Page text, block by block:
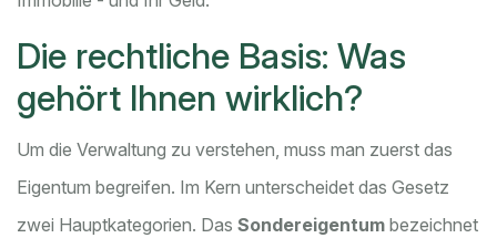
Die rechtliche Basis: Was
gehört Ihnen wirklich?
Um die Verwaltung zu verstehen, muss man zuerst das
Eigentum begreifen. Im Kern unterscheidet das Gesetz
zwei Hauptkategorien. Das Sondereigentum bezeichnet